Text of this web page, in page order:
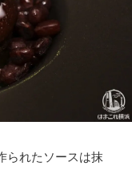
られたソースは抹